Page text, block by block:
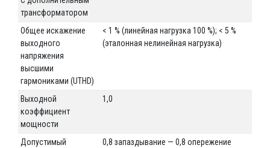
трансформатором
Общее искажение
выходного
напряжения
высшими
гармониками (UTHD)
< 1 % (линейная нагрузка 100 %); < 5 %
(эталонная нелинейная нагрузка)
Выходной
коэффициент
мощности
1,0
Допустимый
0,8 запаздывание — 0,8 опережение